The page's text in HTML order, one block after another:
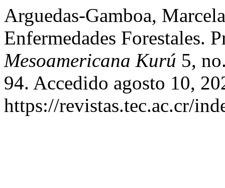
Arguedas-Gamboa,
Enfermedades Forestales.
Mesoamericana Kurú 5,
94. Accedido agosto 10,
https://revistas.tec.ac.cr/